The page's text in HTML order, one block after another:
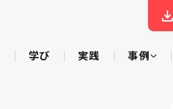
学び 実践 事例